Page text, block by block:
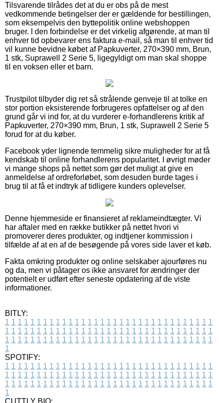
Tilsvarende tilrådes det at du er obs på de mest
vedkommende betingelser der er gældende for bestillingen,
som eksempelvis den byttepolitik online webshoppen
bruger. I den forbindelse er det virkelig afgørende, at man til
enhver tid opbevarer ens faktura e-mail, så man til enhver tid
vil kunne bevidne købet af Papkuverter, 270×390 mm, Brun,
1 stk, Suprawell 2 Serie 5, ligegyldigt om man skal shoppe
til en voksen eller et barn.
Trustpilot tilbyder dig ret så strålende genveje til at tolke en
stor portion eksisterende forbrugeres opfattelser og af den
grund går vi ind for, at du vurderer e-forhandlerens kritik af
Papkuverter, 270×390 mm, Brun, 1 stk, Suprawell 2 Serie 5
forud for at du køber.
Facebook yder lignende temmelig sikre muligheder for at få
kendskab til online forhandlerens popularitet. I øvrigt møder
vi mange shops på nettet som gør det muligt at give en
anmeldelse af ordreforløbet, som desuden burde tages i
brug til at få et indtryk af tidligere kunders oplevelser.
Denne hjemmeside er finansieret af reklameindtægter. Vi
har aftaler med en række butikker på nettet hvori vi
promoverer deres produkter, og indtjener kommission i
tilfælde af at en af de besøgende på vores side laver et køb.
Fakta omkring produkter og online selskaber ajourføres nu
og da, men vi påtager os ikke ansvaret for ændringer der
potentielt er udført efter seneste opdatering af de viste
informationer.
BITLY:
1 1 1 1 1 1 1 1 1 1 1 1 1 1 1 1 1 1 1 1 1 1 1 1 1 1 1 1 1 1 1 1 1
1 1 1 1 1 1 1 1 1 1 1 1 1 1 1 1 1 1 1 1 1 1 1 1 1 1 1 1 1 1 1 1 1
1 1 1 1 1 1 1 1 1 1 1 1 1 1 1 1 1 1 1 1 1 1 1 1 1 1 1 1 1 1 1 1 1
1
SPOTIFY:
1 1 1 1 1 1 1 1 1 1 1 1 1 1 1 1 1 1 1 1 1 1 1 1 1 1 1 1 1 1 1 1 1
1 1 1 1 1 1 1 1 1 1 1 1 1 1 1 1 1 1 1 1 1 1 1 1 1 1 1 1 1 1 1 1 1
1 1 1 1 1 1 1 1 1 1 1 1 1 1 1 1 1 1 1 1 1 1 1 1 1 1 1 1 1 1 1 1 1
1
CUTTLY BIO: